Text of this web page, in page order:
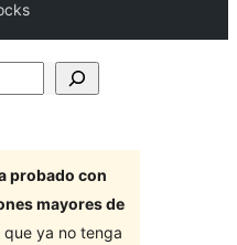
probado con
mayores de
que ya no tenga